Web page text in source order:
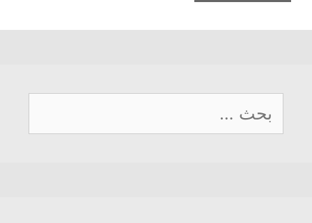
البحث
عن: